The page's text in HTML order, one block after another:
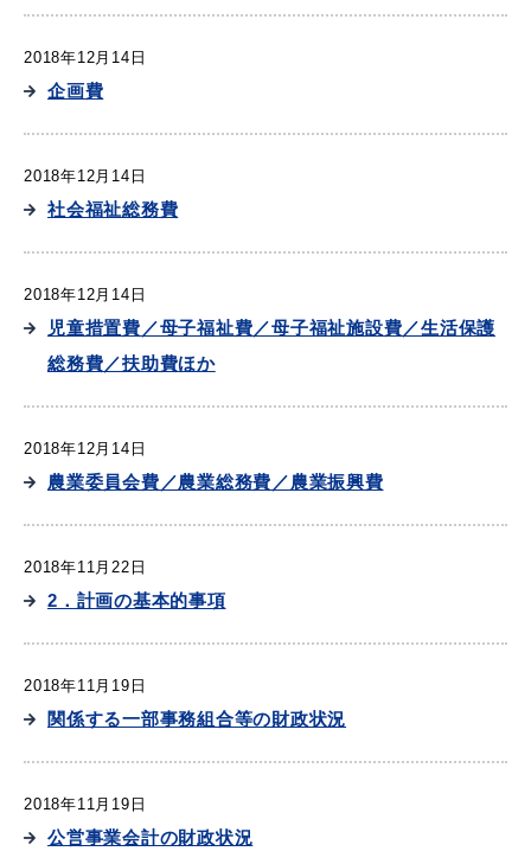
2018年12月14日
企画費
2018年12月14日
社会福祉総務費
2018年12月14日
児童措置費／母子福祉費／母子福祉施設費／生活保護
総務費／扶助費ほか
2018年12月14日
農業委員会費／農業総務費／農業振興費
2018年11月22日
2．計画の基本的事項
2018年11月19日
関係する一部事務組合等の財政状況
2018年11月19日
公営事業会計の財政状況